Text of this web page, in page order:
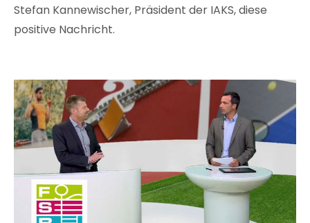
Stefan Kannewischer, Präsident der IAKS, diese
positive Nachricht.